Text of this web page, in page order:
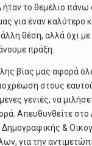
το θεμέλιο πάνω
για έναν καλύτερο
θέση, αλλά όχι
πράξη.
βίας μας αφορά
στους
γενιές, να
Απευθυνθείτε
Δημογραφικής &
για την